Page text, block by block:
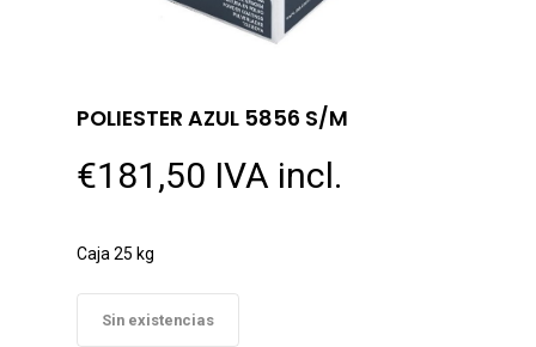
POLIESTER AZUL 5856 S/M
€181,50 IVA incl.
Caja 25 kg
Sin existencias